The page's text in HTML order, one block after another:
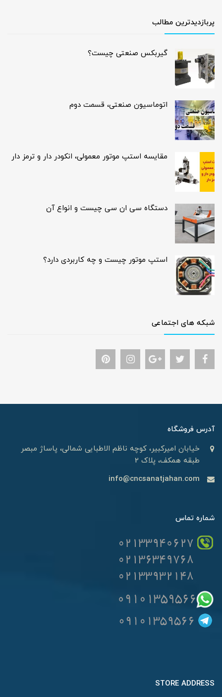
پربازدیدترین مطالب
گیربکس صنعتی چیست؟
اتوماسیون صنعتی، قسمت دوم
مقایسه استپ موتور معمولی، انکودر دار و ترمز دار
دستگاه سی ان سی چیست و انواع آن
استپ موتور چیست و چه کاربردی دارد؟
شبکه های اجتماعی
آدرس فروشگاه
خیابان امیرکبیر، کوچه ناظم الاطبایی شمالی، پاساژ مبصر
طبقه همکف، پلاک 2
info@cncsanatjahan.com
شماره تماس
STORE ADDRESS